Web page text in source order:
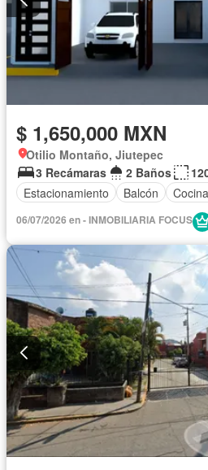
$ 1,650,000 MXN
Otilio Montaño, Jiutepec
3 Recámaras
2 Baños
Estacionamiento
Balcón
06/07/2026 en - INMOBILIARIA FOCUS